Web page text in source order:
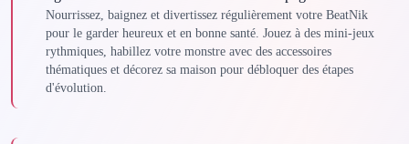
Nourrissez, baignez et divertissez régulièrement votre BeatNik
pour le garder heureux et en bonne santé. Jouez à des mini-jeux
rythmiques, habillez votre monstre avec des accessoires
thématiques et décorez sa maison pour débloquer des étapes
d'évolution.